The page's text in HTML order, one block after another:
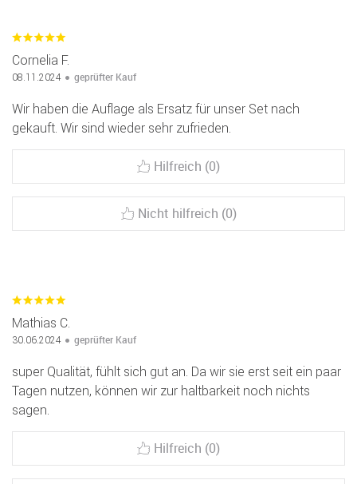
Cornelia F.
08.11.2024 geprüfter Kauf
Wir haben die Auflage als Ersatz für unser Set nach
gekauft. Wir sind wieder sehr zufrieden.
Hilfreich (0)
Nicht hilfreich (0)
Mathias C.
30.06.2024 geprüfter Kauf
super Qualität, fühlt sich gut an. Da wir sie erst seit ein paar
Tagen nutzen, können wir zur haltbarkeit noch nichts
sagen.
Hilfreich (0)